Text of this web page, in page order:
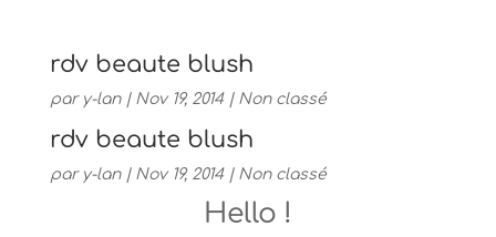
rdv beaute blush
par y-lan| Nov 19, 2014| Non classé
rdv beaute blush
par y-lan| Nov 19, 2014| Non classé
Hello !